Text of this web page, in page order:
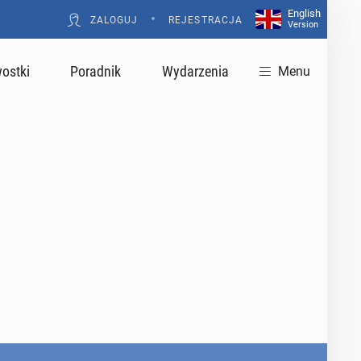
ZALOGUJ • REJESTRACJA
English
Version
Poradnik Wydarzenia Menu